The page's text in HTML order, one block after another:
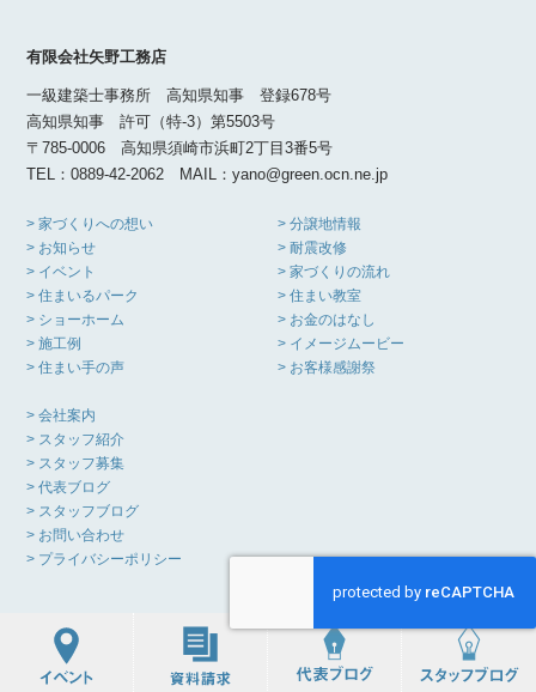
有限会社矢野工務店
一級建築士事務所 高知県知事 登録678号
高知県知事 許可（特-3）第5503号
〒785-0006 高知県須崎市浜町2丁目3番5号
TEL：0889-42-2062 MAIL：yano@green.ocn.ne.jp
> 家づくりへの想い
> お知らせ
> イベント
> 住まいるパーク
> ショーホーム
> 施工例
> 住まい手の声
> 分譲地情報
> 耐震改修
> 家づくりの流れ
> 住まい教室
> お金のはなし
> イメージムービー
> お客様感謝祭
> 会社案内
> スタッフ紹介
> スタッフ募集
> 代表ブログ
> スタッフブログ
> お問い合わせ
> プライバシーポリシー
Copyright(C) YANO KOMUTEN All Rights Reserved.